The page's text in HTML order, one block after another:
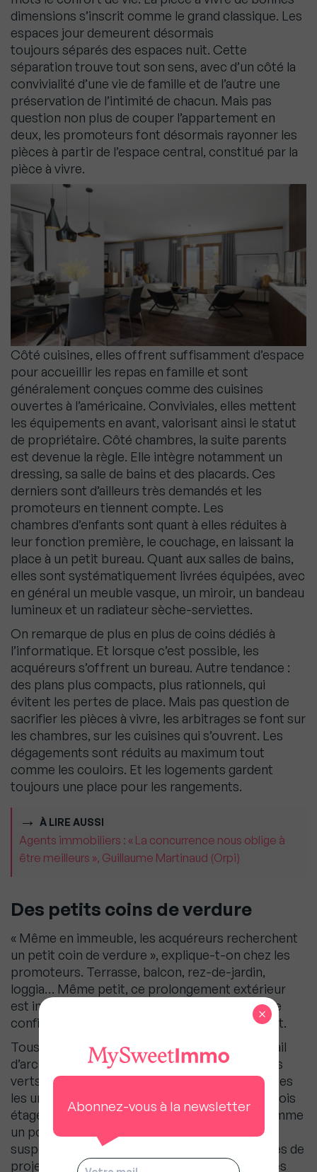
dimensions s’inscrit comme le grand classique. Les
espaces jour demeurent désormais
toujours séparés des espaces nuit. Cette
séparation trouve tout son sens, avec d’un côté la
convivialité d’une vie de famille et de l’autre une
préservation de l’intimité de chacun. Mais pas
question non plus de couper l’appartement en
deux, les promoteurs font désormais rayonner les
pièces à partir de l’espace central, constitué par la
pièce à vivre.
Côté cuisines, elles offrent suffisamment d’espace
pour accueillir les repas en famille et sont
généralement conçues comme des cuisines
ouvertes à l’américaine. Conviviales, elles mettent
les équipements en avant, valorisant ainsi le statut
de propriétaire. Côté chambres, la suite parents
est devenue la règle. Elle intègre notamment un
dressing, sa salle de bains et des placards. Ces
derniers sont d’ailleurs très demandés et les
promoteurs en tiennent compte. Les
chambres d’enfants sont quant à elles réduites à
leur fonction première, le couchage, en laissant la
place à un petit bureau. Quant aux salles de bains,
elles sont systématiquement livrées équipées, avec
en général un meuble vasque, un miroir, un bandeau
lumineux et un radiateur sèche-serviettes.
On remarque de plus en plus de coins dédiés à
l’informatique. Et lorsque c’est possible, les
acquéreurs s’offrent un bureau. Autre tendance :
des plans plus compacts, plus rationnels, qui
évitent les pertes de place. Mais pas question de
sacrifier les pièces à vivre, les arbitrages se font sur
les chambres, sur les cuisines qui s’ouvrent. Les
dégagements sont réduits au maximum tout
comme les couloirs. Et les logements gardent
toujours une place pour les rangements.
À LIRE AUSSI
Agents immobiliers : « La concurrence nous oblige à
être meilleurs », Guillaume Martinaud (Orpi)
Des petits coins de verdure
« Même en immeuble, les acquéreurs recherchent
un petit coin de verdure », explique-t-on chez les
promoteurs. Terrasse, balcon, rez-de-jardin,
loggia… Même petit, ce prolongement extérieur
est indispensable à beaucoup d’acheteurs. Et le
confinement n’a fait qu’accélérer le mouvement.
Tous les promoteurs réalisent un énorme travail
d’architecture pour offrir de véritables espaces
verts et même parfois des maisons superposées
les unes sur les autres avec, tous les deux ou trois
étages, des parties communes extérieures comme
un potager, un terrain de boules ou des jardins
suspendus. ». Véritable village vertical, ces types de
projet répondent parfaitement aux attentes des
Abonnez-vous à la newsletter
×